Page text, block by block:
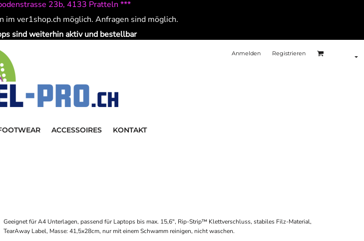
23b, 4133 Pratteln ***
ver1shop.ch möglich. Anfragen sind möglich.
sind weiterhin aktiv und bestellbar
Anmelden Registrieren
ACCESSOIRES KONTAKT
Geeignet für A4 Unterlagen, passend für Laptops bis max. 15,6", Rip-Strip™ Klettverschluss, stabiles Filz-Material,
TearAway Label, Masse: 41,5x28cm, nur mit einem Schwamm reinigen, nicht waschen.